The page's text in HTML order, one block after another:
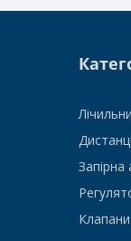
Запірна
Клапани-